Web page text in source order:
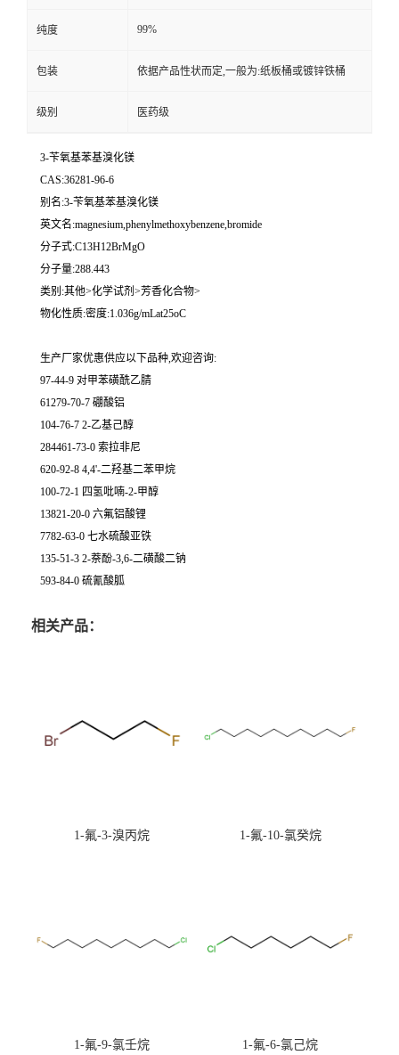
纯度 99%
包装 依据产品性状而定,一般为:纸板桶或镀锌铁桶
级别 医药级
3-苄氧基苯基溴化镁
CAS:36281-96-6
别名:3-苄氧基苯基溴化镁
英文名:magnesium,phenylmethoxybenzene,bromide
分子式:C13H12BrMgO
分子量:288.443
类别:其他>化学试剂>芳香化合物>
物化性质:密度:1.036g/mLat25oC
生产厂家优惠供应以下品种,欢迎咨询:
97-44-9 对甲苯磺酰乙腈
61279-70-7 硼酸铝
104-76-7 2-乙基己醇
284461-73-0 索拉非尼
620-92-8 4,4'-二羟基二苯甲烷
100-72-1 四氢吡喃-2-甲醇
13821-20-0 六氟铝酸锂
7782-63-0 七水硫酸亚铁
135-51-3 2-萘酚-3,6-二磺酸二钠
593-84-0 硫氰酸胍
相关产品：
1-氟-3-溴丙烷 1-氟-10-氯癸烷
1-氟-9-氯壬烷 1-氟-6-氯己烷